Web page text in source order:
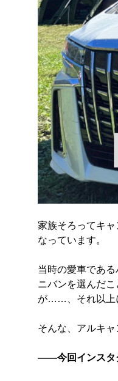
家族そろってキ
なっています。
当時の愛車であ
ニバンを選んだ
が……、それ以上
そんな、アルキャ
――今回インスタ